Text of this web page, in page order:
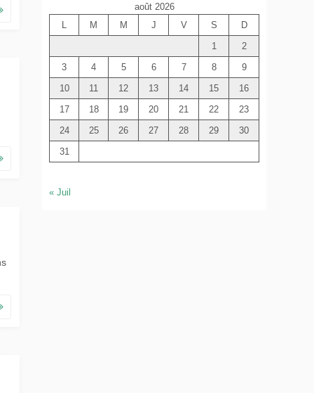
e
r
août 2026
L
M M J V S
D
1
2
3
4 5 6 7 8
9
10
11 12 13 14 15
16
17
18 19 20 21 22
23
24
25 26 27 28 29
30
31
« Juil